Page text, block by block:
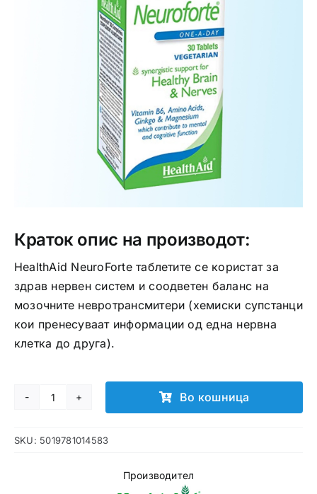
Интимно здравје
Лична хигиена
Медицински апрати
Краток опис на производот:
HealthAid NeuroForte таблетите се користат за
здрав нервен систем и соодветен бaланс на
мозочните невротрансмитери (хемиски супстанци
кои пренесуваат информации од една нервна
клетка до друга).
NeuroForte
количина
Во кошница
SKU: 5019781014583
Производител